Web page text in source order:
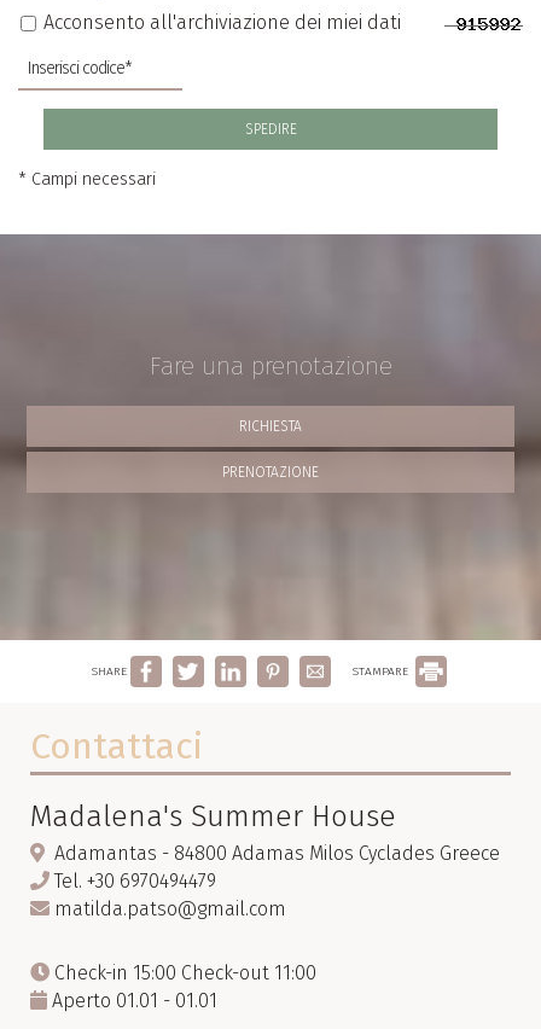
Acconsento all'archiviazione dei miei dati
SPEDIRE
* Campi necessari
Fare una prenotazione
RICHIESTA
PRENOTAZIONE
SHARE STAMPARE
Contattaci
Madalena's Summer House
Adamantas - 84800 Adamas Milos Cyclades Greece
Tel. +30 6970494479
matilda.patso@gmail.com
Check-in 15:00 Check-out 11:00
Aperto 01.01 - 01.01